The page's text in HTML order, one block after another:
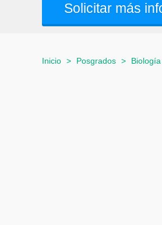
Solicitar más
Inicio > Posgrados > Biología